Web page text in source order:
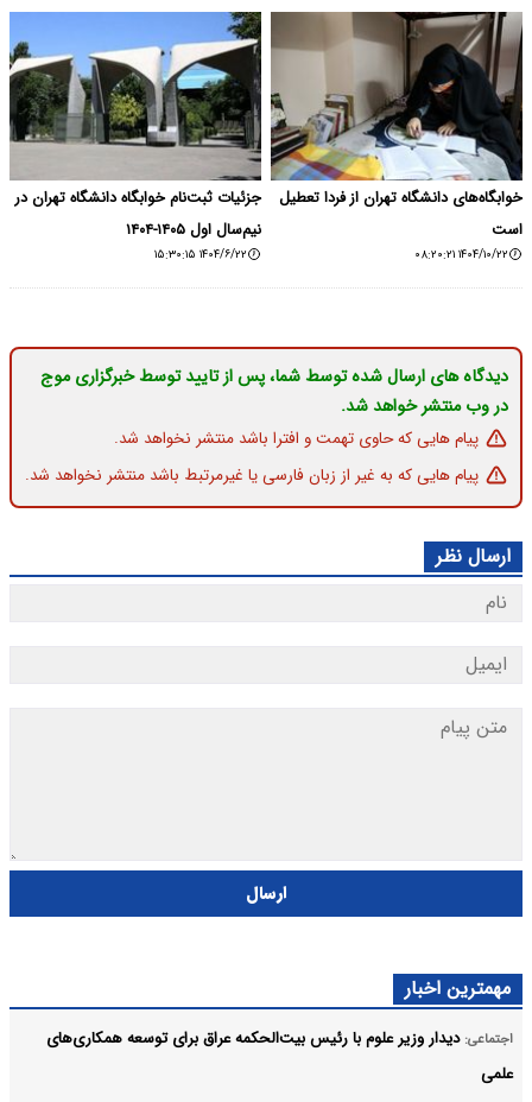
خوابگاه‌های دانشگاه تهران از فردا تعطیل
است
۱۴۰۴/۱۰/۲۲ ۰۸:۲۰:۲۱
جزئیات ثبت‌نام خوابگاه دانشگاه تهران در
نیم‌سال اول ۱۴۰۵-۱۴۰۴
۱۴۰۴/۶/۲۲ ۱۵:۳۰:۱۵
دیدگاه های ارسال شده توسط شما، پس از تایید توسط خبرگزاری موج
در وب منتشر خواهد شد.
پیام هایی که حاوی تهمت و افترا باشد منتشر نخواهد شد.
پیام هایی که به غیر از زبان فارسی یا غیرمرتبط باشد منتشر نخواهد شد.
ارسال نظر
ارسال
مهمترین اخبار
اجتماعی: دیدار وزیر علوم با رئیس بیت‌الحکمه عراق برای توسعه همکاری‌های
علمی